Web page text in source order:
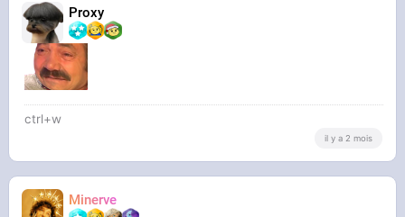
Proxy
ctrl+w
il y a 2 mois
Minerve